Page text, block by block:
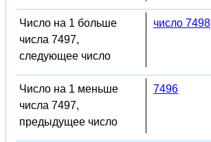
Число на 1 больше
числа 7497,
следующее число
число 7498
Число на 1 меньше
числа 7497,
предыдущее число
7496